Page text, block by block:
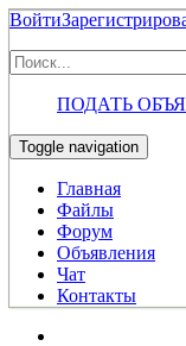
Войти
ПОДАТЬ
Toggle navigation
Главная
Файлы
Форум
Объявления
Чат
Контакты